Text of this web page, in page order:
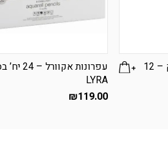
עיפרון אקולוגי עם מחק – 12
עפרונות אקוורל
LYRA
₪119.00